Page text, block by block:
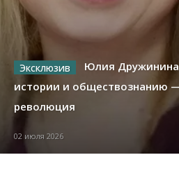
Юлия
истории и обществознанию
революция
02 июля 2026